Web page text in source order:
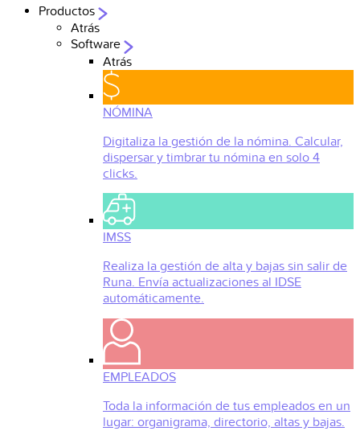
Productos
Atrás
Software
Atrás
NÓMINA
Digitaliza la gestión de la nómina. Calcular,
dispersar y timbrar tu nómina en solo 4
clicks.
IMSS
Realiza la gestión de alta y bajas sin salir de
Runa. Envía actualizaciones al IDSE
automáticamente.
EMPLEADOS
Toda la información de tus empleados en un
lugar: organigrama, directorio, altas y bajas.